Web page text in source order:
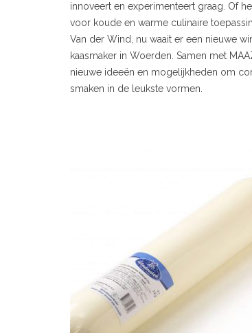
innoveert en experimenteert graag. Of
voor koude en warme culinaire
Van der Wind, nu waait er een nieuwe
kaasmaker in Woerden. Samen met
nieuwe ideeën en mogelijkheden om
smaken in de leukste vormen.